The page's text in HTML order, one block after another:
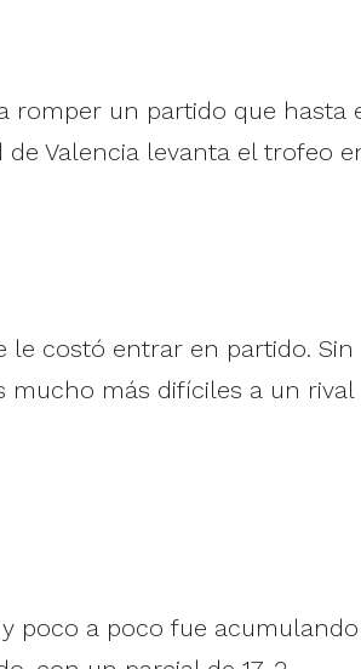
romper un partido que
Valencia levanta el trofeo
costó entrar en partido.
más difíciles a un
poco a poco fue